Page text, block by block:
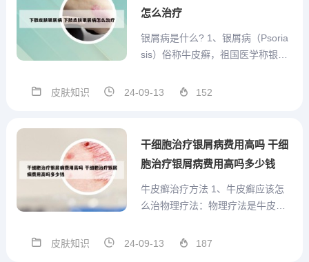
怎么治疗
银屑病是什么? 1、银屑病（Psoria
sis）俗称牛皮癣，祖国医学称银屑
性，炎症性的皮肤病。那么其治疗
获得了很高的治疗评价。该系列仪
皮肤知识 24-09-13 152
干细胞治疗银屑病费用高吗 干细
胞治疗银屑病费用高吗多少钱
牛皮癣治疗方法 1、牛皮癣应该怎
么治物理疗法：物理疗法是牛皮癣
应用光化学疗法对患者进行有效的
皮肤知识 24-09-13 187